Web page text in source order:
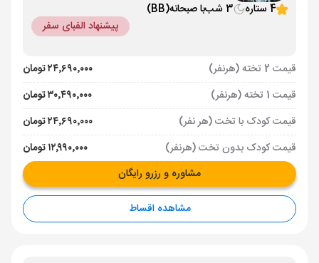
4 ستاره
3 شب با صبحانه(BB)
پیشنهاد الفبای سفر
قیمت 2 تخته (هرنفر)
۲۴٬۶۹۰٬۰۰۰ تومان
قیمت 1 تخته (هرنفر)
۳۰٬۴۹۰٬۰۰۰ تومان
قیمت کودک با تخت (هر نفر)
۲۴٬۶۹۰٬۰۰۰ تومان
قیمت کودک بدون تخت (هرنفر)
۱۲٬۹۹۰٬۰۰۰ تومان
مشاوره و رزرو رایگان
مشاهده اقساط